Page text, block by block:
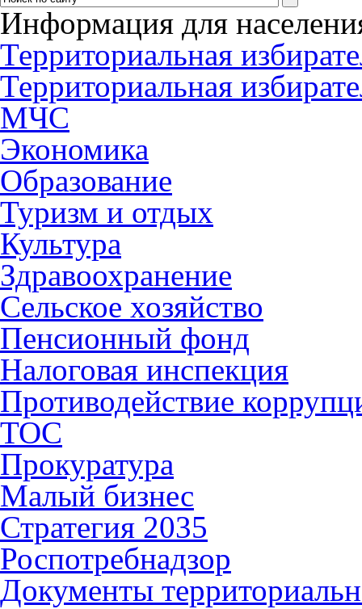
Информация для
Территориальная
Территориальная
МЧС
Экономика
Образование
Туризм и отдых
Культура
Здравоохранение
Сельское хозяйство
Пенсионный фонд
Налоговая инспекция
Противодействие
ТОС
Прокуратура
Малый бизнес
Стратегия 2035
Роспотребнадзор
Документы